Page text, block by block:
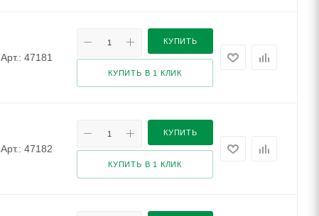
Арт.: 47181
КУПИТЬ
КУПИТЬ В 1 КЛИК
Арт.: 47182
КУПИТЬ
КУПИТЬ В 1 КЛИК